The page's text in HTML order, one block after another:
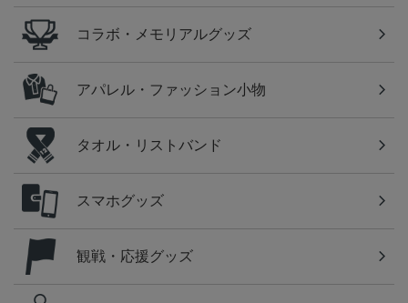
コラボ・メモリアルグッズ
アパレル・ファッション小物
タオル・リストバンド
スマホグッズ
観戦・応援グッズ